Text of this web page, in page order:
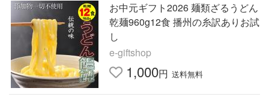
お中元ギフト2026 麺類ざるうどん
乾麺960g12食 播州の糸訳ありお試
し
e-giftshop
1,000円 送料無料